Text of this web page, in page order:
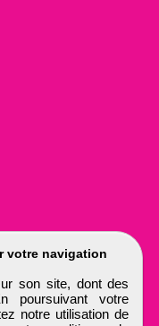
votre navigation
son site, dont des
poursuivant votre
notre utilisation de